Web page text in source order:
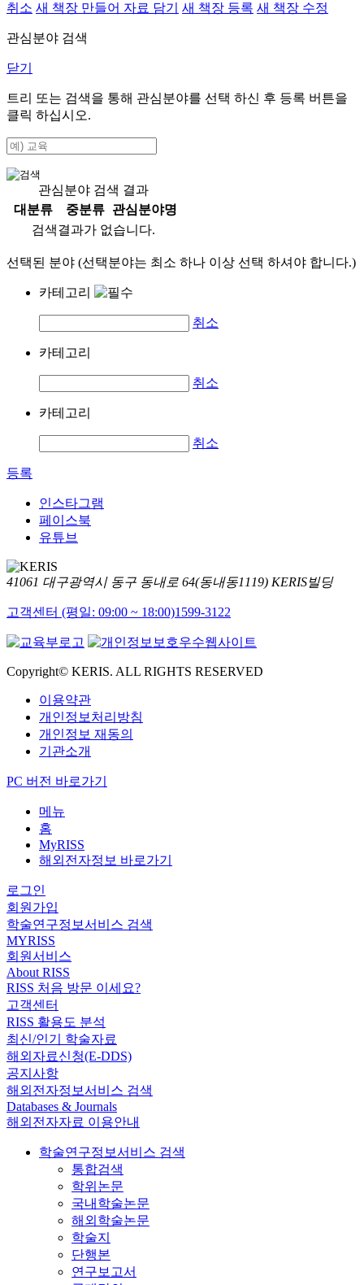
취소 새 책장 만들어 자료 담기 새 책장 등록 새 책장 수정
관심분야 검색
닫기
트리 또는 검색을 통해 관심분야를 선택 하신 후 등록 버튼을
클릭 하십시오.
관심분야 검색 결과
대분류
중분류
관심분야명
검색결과가 없습니다.
선택된 분야 (선택분야는 최소 하나 이상 선택 하셔야 합니다.)
카테고리
취소
카테고리
취소
카테고리
취소
등록
인스타그램
페이스북
유튜브
41061 대구광역시 동구 동내로 64(동내동1119) KERIS빌딩
고객센터 (평일: 09:00 ~ 18:00)1599-3122
Copyright© KERIS. ALL RIGHTS RESERVED
이용약관
개인정보처리방침
개인정보 재동의
기관소개
PC 버전 바로가기
메뉴
홈
MyRISS
해외전자정보 바로가기
로그인
회원가입
학술연구정보서비스 검색
MYRISS
회원서비스
About RISS
RISS 처음 방문 이세요?
고객센터
RISS 활용도 분석
최신/인기 학술자료
해외자료신청(E-DDS)
공지사항
해외전자정보서비스 검색
Databases & Journals
해외전자자료 이용안내
학술연구정보서비스 검색
통합검색
학위논문
국내학술논문
해외학술논문
학술지
단행본
연구보고서